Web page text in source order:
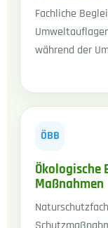
Fachliche
während der
ÖBB
Maßnahmen